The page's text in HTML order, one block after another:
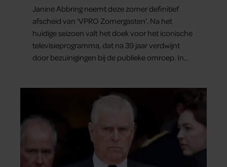
Janine Abbring neemt deze zomer definitief
afscheid van ‘VPRO Zomergasten’. Na het
huidige seizoen valt het doek voor het iconische
televisieprogramma, dat na 39 jaar verdwijnt
door bezuinigingen bij de publieke omroep. In
Hoewel ze uitkijkt naar de laatste reeks, vindt ze
het ook verdrietig dat een televisieklassieker
verdwijnt.